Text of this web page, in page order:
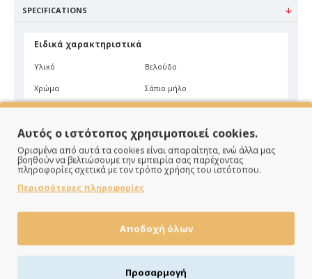
SPECIFICATIONS
Ειδικά χαρακτηριστικά
Υλικό Βελούδο
Χρώμα Σάπιο μήλο
Άμεση αποστολή της παραγγελίας σου σε 1 - 2 εργάσιμες
ημέρες
Αυτός ο ιστότοπος χρησιμοποιεί cookies.
Ορισμένα από αυτά τα cookies είναι απαραίτητα, ενώ άλλα μας
βοηθούν να βελτιώσουμε την εμπειρία σας παρέχοντας
πληροφορίες σχετικά με τον τρόπο χρήσης του ιστότοπου.
Περισσότερες πληροφορίες
Αποδοχή όλων
Προσαρμογή